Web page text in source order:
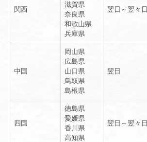
関西
滋賀県
奈良県
和歌山県
兵庫県
翌日～翌々日
中国
岡山県
広島県
山口県
鳥取県
島根県
翌日
四国
徳島県
愛媛県
香川県
高知県
翌日～翌々日